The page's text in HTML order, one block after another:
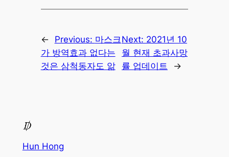
← Previous: 마스크
가 방역효과 없다는
것은 삼척동자도 앎
Next: 2021년 10
월 현재 초과사망
률 업데이트
→
Hun Hong